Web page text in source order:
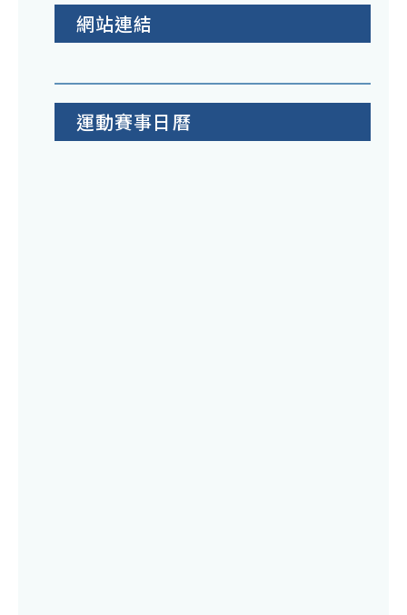
網站連結
運動賽事日曆